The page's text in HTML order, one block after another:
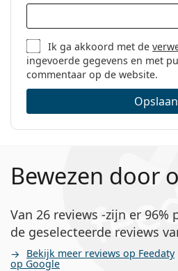
Ik ga akkoord met de
ingevoerde gegevens en met
commentaar op de website.
Opslaan
Bewezen door
Van 26 reviews -zijn er 96%
de geselecteerde reviews
Bekijk meer reviews op Feedaty
op Google